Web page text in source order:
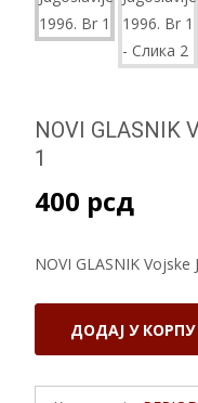
NOVI GLASNIK
1
400 рсд
NOVI GLASNIK Vojske
GLASNIK
Jugoslavije
ДОДАЈ У КОРПУ